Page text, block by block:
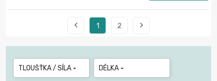
 1 2 
TLOUŠŤKA / SÍLA  DÉLKA 